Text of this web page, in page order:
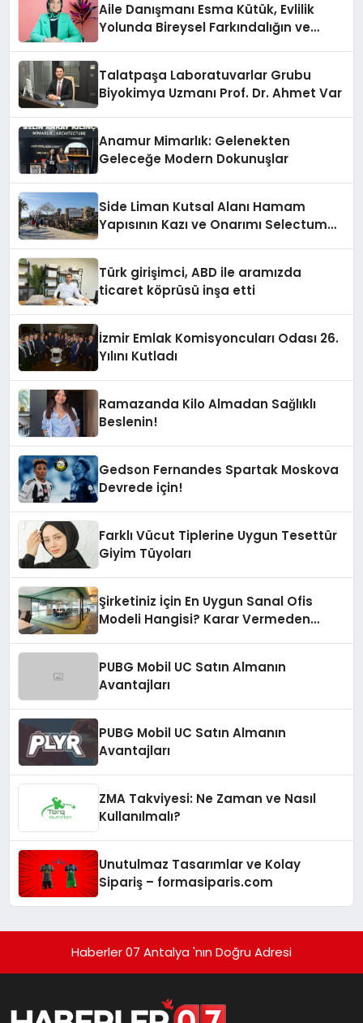
Aile Danışmanı Esma Kütük, Evlilik
Yolunda Bireysel Farkındalığın ve
Talatpaşa Laboratuvarlar Grubu
Biyokimya Uzmanı Prof. Dr. Ahmet Var
Anamur Mimarlık: Gelenekten
Geleceğe Modern Dokunuşlar
Side Liman Kutsal Alanı Hamam
Yapısının Kazı ve Onarımı Selectum
Türk girişimci, ABD ile aramızda
ticaret köprüsü inşa etti
İzmir Emlak Komisyoncuları Odası 26.
Yılını Kutladı
Ramazanda Kilo Almadan Sağlıklı
Beslenin!
Gedson Fernandes Spartak Moskova
Devrede için!
Farklı Vücut Tiplerine Uygun Tesettür
Giyim Tüyoları
Şirketiniz İçin En Uygun Sanal Ofis
Modeli Hangisi? Karar Vermeden
PUBG Mobil UC Satın Almanın
Avantajları
PUBG Mobil UC Satın Almanın
Avantajları
ZMA Takviyesi: Ne Zaman ve Nasıl
Kullanılmalı?
Unutulmaz Tasarımlar ve Kolay
Sipariş – formasiparis.com
Haberler 07 Antalya 'nın Doğru Adresi